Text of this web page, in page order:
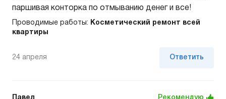
паршивая конторка по отмыванию денег и все!
Проводимые работы:
Косметический ремонт всей
квартиры
24 апреля Ответить